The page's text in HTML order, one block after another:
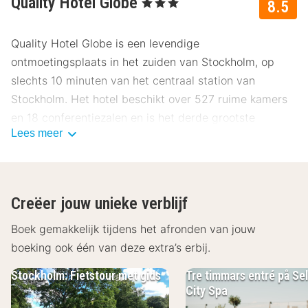
8.5
Quality Hotel Globe is een levendige
ontmoetingsplaats in het zuiden van Stockholm, op
slechts 10 minuten van het centraal station van
Stockholm. Het hotel beschikt over 527 ruime kamers
en 18 conferentiezalen en is het derde grootste
conferentiehotel van Stockholm.
comfortabele bedden, werkruimte en tv. In de kamers
zijn er ook goede opbergmogelijkheden die zijn
uitgerust met een strijkijzer, strijkplank en haardroger.
De badkamers zijn volledig betegeld en voorzien van
een douche. Bovendien heeft u als hotelgast 24 uur
per dag gratis toegang tot de fitnessruimte, deze
Lees meer
Creëer jouw unieke verblijf
Boek gemakkelijk tijdens het afronden van jouw
boeking ook één van deze extra’s erbij.
Tre timmars entré på
City Spa
Stockholm: Fietstour met gids